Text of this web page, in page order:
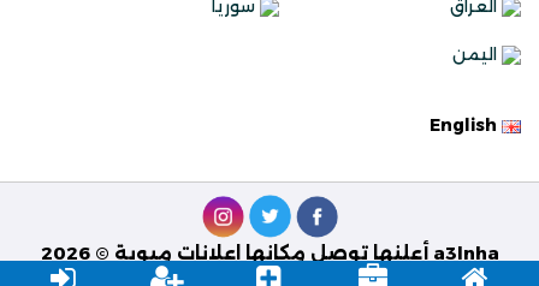
العراق سوريا
اليمن
a3lnha أعلنها توصل مكانها اعلانات مبوبة © 2026